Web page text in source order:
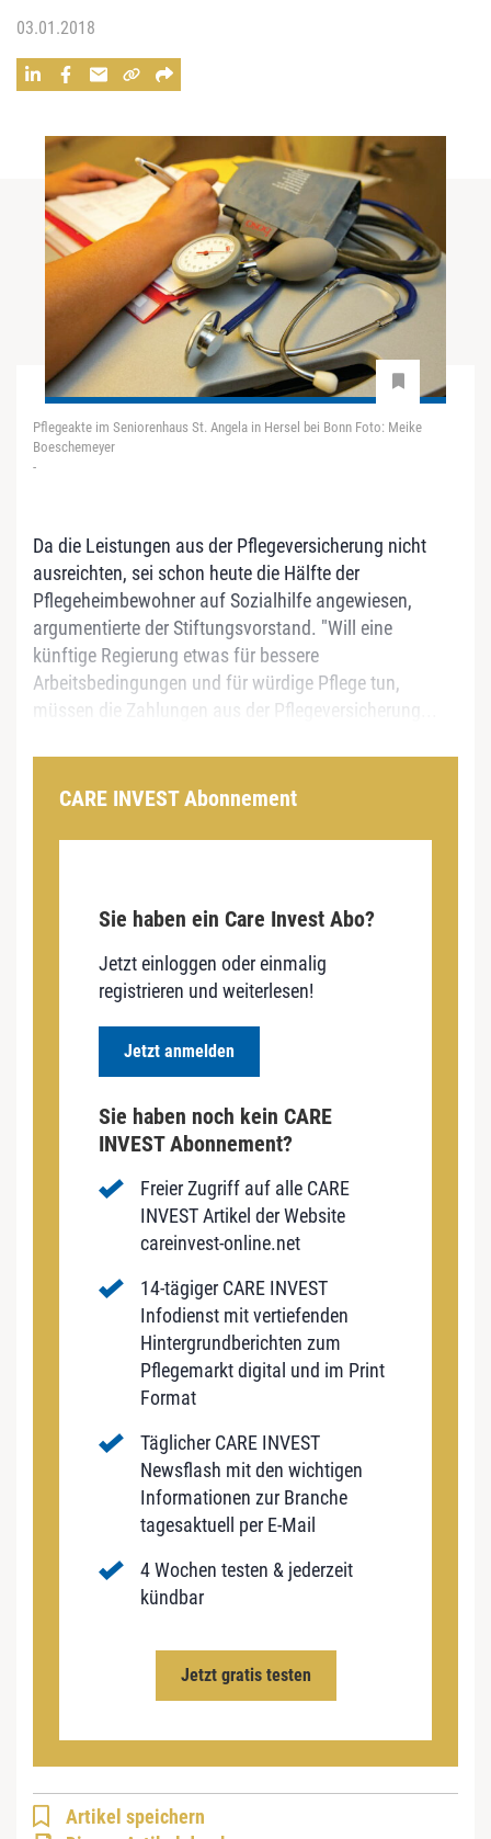
03.01.2018
Pflegeakte im Seniorenhaus St. Angela in Hersel bei Bonn Foto: Meike
Boeschemeyer
-
Da die Leistungen aus der Pflegeversicherung nicht
ausreichten, sei schon heute die Hälfte der
Pflegeheimbewohner auf Sozialhilfe angewiesen,
argumentierte der Stiftungsvorstand. "Will eine
künftige Regierung etwas für bessere
Arbeitsbedingungen und für würdige Pflege tun,
müssen die Zahlungen aus der Pflegeversicherung...
CARE INVEST Abonnement
Sie haben ein Care Invest Abo?
Jetzt einloggen oder einmalig
registrieren und weiterlesen!
Jetzt anmelden
Sie haben noch kein CARE
INVEST Abonnement?
Freier Zugriff auf alle CARE
INVEST Artikel der Website
careinvest-online.net
14-tägiger CARE INVEST
Infodienst mit vertiefenden
Hintergrundberichten zum
Pflegemarkt digital und im Print
Format
Täglicher CARE INVEST
Newsflash mit den wichtigen
Informationen zur Branche
tagesaktuell per E-Mail
4 Wochen testen & jederzeit
kündbar
Jetzt gratis testen
Artikel speichern